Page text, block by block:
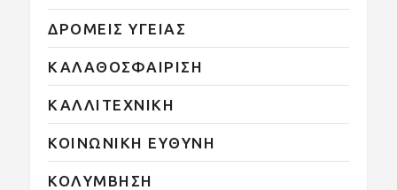
ΔΡΟΜΕΙΣ ΥΓΕΙΑΣ
ΚΑΛΑΘΟΣΦΑΙΡΙΣΗ
ΚΑΛΛΙΤΕΧΝΙΚΗ
ΚΟΙΝΩΝΙΚΗ ΕΥΘΥΝΗ
ΚΟΛΥΜΒΗΣΗ